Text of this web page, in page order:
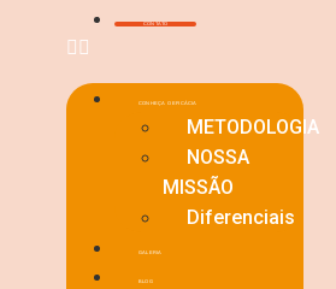
CONTATO
CONHEÇA O EFICÁCIA
METODOLOGIA
NOSSA
MISSÃO
Diferenciais
GALERIA
BLOG